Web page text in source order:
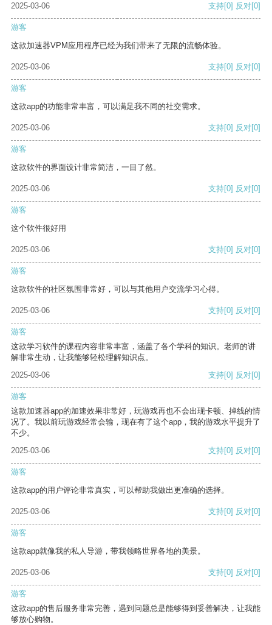
2025-03-06 支持[0] 反对[0]
游客
这款加速器VPM应用程序已经为我们带来了无限的流畅体验。
2025-03-06 支持[0] 反对[0]
游客
这款app的功能非常丰富，可以满足我不同的社交需求。
2025-03-06 支持[0] 反对[0]
游客
这款软件的界面设计非常简洁，一目了然。
2025-03-06 支持[0] 反对[0]
游客
这个软件很好用
2025-03-06 支持[0] 反对[0]
游客
这款软件的社区氛围非常好，可以与其他用户交流学习心得。
2025-03-06 支持[0] 反对[0]
游客
这款学习软件的课程内容非常丰富，涵盖了各个学科的知识。老师的讲
解非常生动，让我能够轻松理解知识点。
2025-03-06
支持[0] 反对[0]
游客
这款加速器app的加速效果非常好，玩游戏再也不会出现卡顿、掉线的情
况了。我以前玩游戏经常会输，现在有了这个app，我的游戏水平提升了
不少。
2025-03-06
支持[0] 反对[0]
游客
这款app的用户评论非常真实，可以帮助我做出更准确的选择。
2025-03-06 支持[0] 反对[0]
游客
这款app就像我的私人导游，带我领略世界各地的美景。
2025-03-06 支持[0] 反对[0]
游客
这款app的售后服务非常完善，遇到问题总是能够得到妥善解决，让我能
够放心购物。